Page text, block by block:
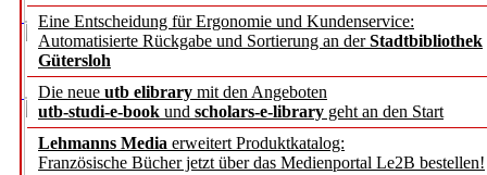
Eine Entscheidung für Ergonomie und Kundenservice:
Automatisierte Rückgabe und Sortierung an derStadtbibliothek
Gütersloh
Die neue utb elibrary mit den Angeboten
utb-studi-e-book und scholars-e-library geht an den Start
Lehmanns Media erweitert Produktkatalog:
Französische Bücher jetzt über das Medienportal Le2B bestellen!